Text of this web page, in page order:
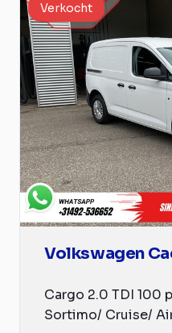
Verkocht
Volkswagen
Cargo 2.0 TDI 100
Sortimo/ Cruise/